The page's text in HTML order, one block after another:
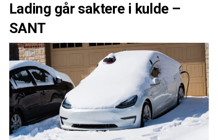
Lading går saktere i kulde –
SANT